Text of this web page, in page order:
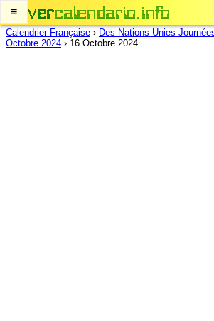
≡
Calendrier Française › Des Nations Unies
Octobre 2024 › 16 Octobre 2024